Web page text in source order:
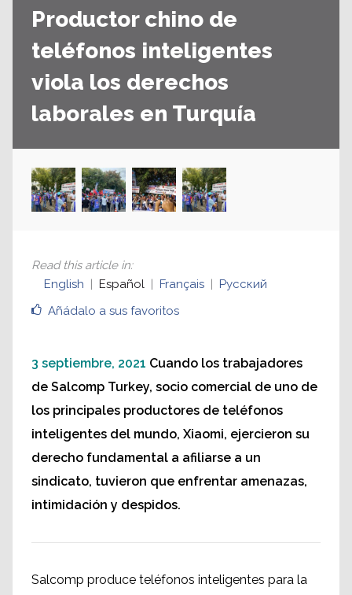
Productor chino de
teléfonos inteligentes
viola los derechos
laborales en Turquía
Añádalo a sus favoritos
Read this article in:
English
Español Français Русский
3 septiembre, 2021 Cuando los trabajadores
de Salcomp Turkey, socio comercial de uno de
los principales productores de teléfonos
inteligentes del mundo, Xiaomi, ejercieron su
derecho fundamental a afiliarse a un
sindicato, tuvieron que enfrentar amenazas,
intimidación y despidos.
Salcomp produce teléfonos inteligentes para la